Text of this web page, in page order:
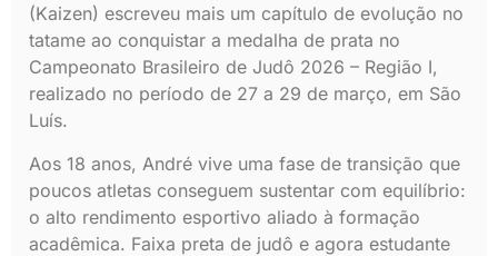
(Kaizen) escreveu mais um capítulo de evolução no
tatame ao conquistar a medalha de prata no
Campeonato Brasileiro de Judô 2026 – Região I,
realizado no período de 27 a 29 de março, em São
Luís.
Aos 18 anos, André vive uma fase de transição que
poucos atletas conseguem sustentar com equilíbrio:
o alto rendimento esportivo aliado à formação
acadêmica. Faixa preta de judô e agora estudante